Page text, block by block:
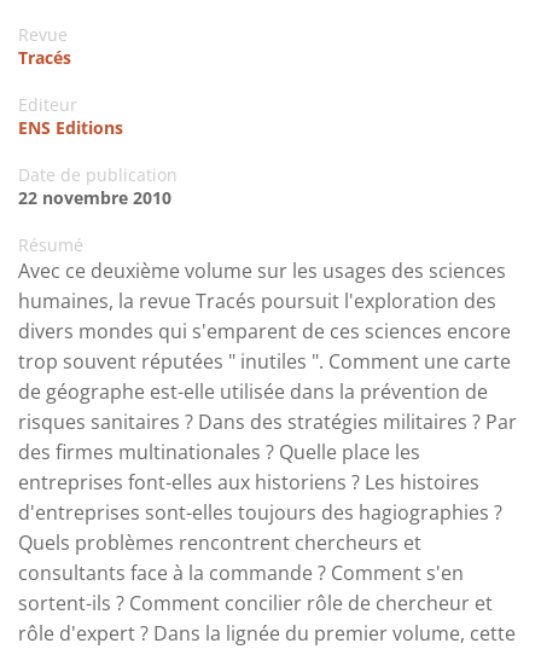
Revue
Tracés
Editeur
ENS Editions
Date de publication
22 novembre 2010
Résumé
Avec ce deuxième volume sur les usages des sciences
humaines, la revue Tracés poursuit l'exploration des
divers mondes qui s'emparent de ces sciences encore
trop souvent réputées " inutiles ". Comment une carte
de géographe est-elle utilisée dans la prévention de
risques sanitaires ? Dans des stratégies militaires ? Par
des firmes multinationales ? Quelle place les
entreprises font-elles aux historiens ? Les histoires
d'entreprises sont-elles toujours des hagiographies ?
Quels problèmes rencontrent chercheurs et
consultants face à la commande ? Comment s'en
sortent-ils ? Comment concilier rôle de chercheur et
rôle d'expert ? Dans la lignée du premier volume, cette